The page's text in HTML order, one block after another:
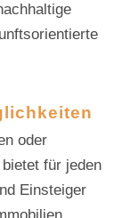
oder
für jeden
Einsteiger